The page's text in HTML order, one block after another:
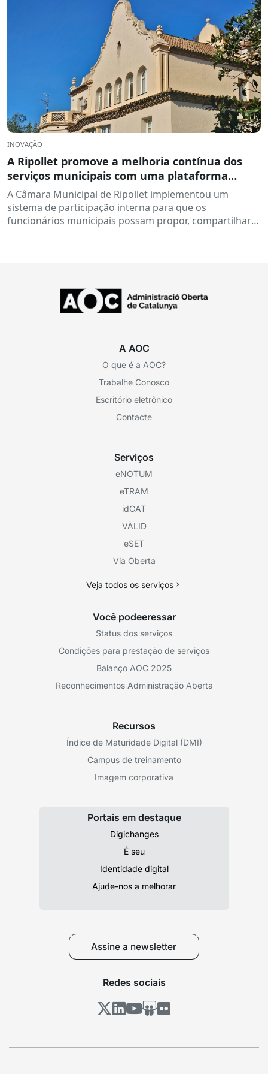
INOVAÇÃO
A Ripollet promove a melhoria contínua dos
serviços municipais com uma plataforma
colaborativa de ideias: DigiCanvis.
A Câmara Municipal de Ripollet implementou um
sistema de participação interna para que os
funcionários municipais possam propor, compartilhar e
A AOC
O que é a AOC?
Trabalhe Conosco
Escritório eletrônico
Contacte
Serviços
eNOTUM
eTRAM
idCAT
VÀLID
eSET
Via Oberta
Veja todos os serviços
Você podeeressar
Status dos serviços
Condições para prestação de serviços
Balanço AOC 2025
Reconhecimentos Administração Aberta
Recursos
Índice de Maturidade Digital (DMI)
Campus de treinamento
Imagem corporativa
Portais em destaque
Digichanges
É seu
Identidade digital
Ajude-nos a melhorar
Assine a newsletter
Redes sociais